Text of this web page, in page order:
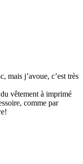
mais j’avoue, c’est très
vêtement à imprimé
comme par